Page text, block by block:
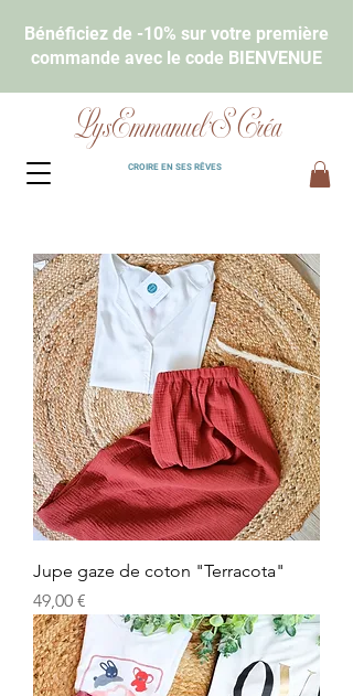
LysEmmanuel'S Créa
CROIRE EN SES RÊVES
Bénéficiez de -10% sur votre première
commande avec le code BIENVENUE
Jupe gaze de coton "Terracota"
Prix
49,00 €